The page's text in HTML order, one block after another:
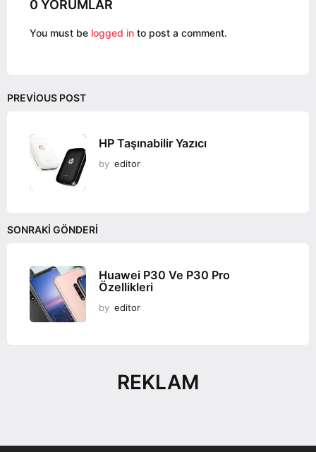
0 YORUMLAR
You must be logged in to post a comment.
PREVIOUS POST
HP Taşınabilir Yazıcı
by editor
SONRAKI GÖNDERI
Huawei P30 Ve P30 Pro
Özellikleri
by editor
REKLAM